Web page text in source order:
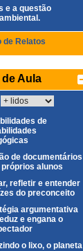
e a questão
de Relatos
de Aula
de
de documentários
alunos
refletir e entender
do preconceito
argumentativa
e engana o
o lixo, o planeta